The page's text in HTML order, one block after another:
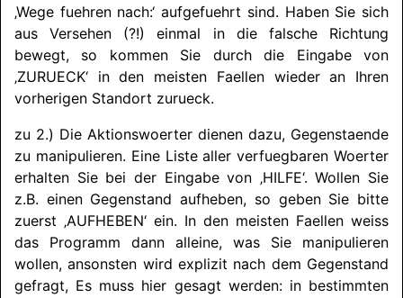
‚Wege fuehren nach:‘ aufgefuehrt sind. Haben Sie sich
aus Versehen (?!) einmal in die falsche Richtung
bewegt, so kommen Sie durch die Eingabe von
‚ZURUECK‘ in den meisten Faellen wieder an Ihren
vorherigen Standort zurueck.
zu 2.) Die Aktionswoerter dienen dazu, Gegenstaende
zu manipulieren. Eine Liste aller verfuegbaren Woerter
erhalten Sie bei der Eingabe von ‚HILFE‘. Wollen Sie
z.B. einen Gegenstand aufheben, so geben Sie bitte
zuerst ‚AUFHEBEN‘ ein. In den meisten Faellen weiss
das Programm dann alleine, was Sie manipulieren
wollen, ansonsten wird explizit nach dem Gegenstand
gefragt, Es muss hier gesagt werden: in bestimmten